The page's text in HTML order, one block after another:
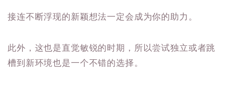
接连不断浮现的新颖想法一定会成为你的助力。
此外，这也是直觉敏锐的时期，所以尝试独立或者跳
槽到新环境也是一个不错的选择。